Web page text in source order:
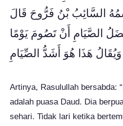
السَّائِبُ بْنُ فَرُّوحَ قَالَ
الصَّيَامِ أَنْ تَصُومَ يَوْمًا
Artinya, Rasulullah bersabda:
adalah puasa Daud. Dia
sehari. Tidak lari ketika